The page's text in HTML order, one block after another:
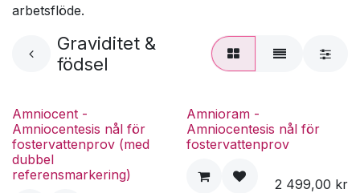
arbetsflöde.
Graviditet &
födsel
Amniocent -
Amniocentesis nål för
fostervattenprov (med
dubbel
referensmarkering)
Amnioram -
Amniocentesis nål för
fostervattenprov
2 499,00 kr